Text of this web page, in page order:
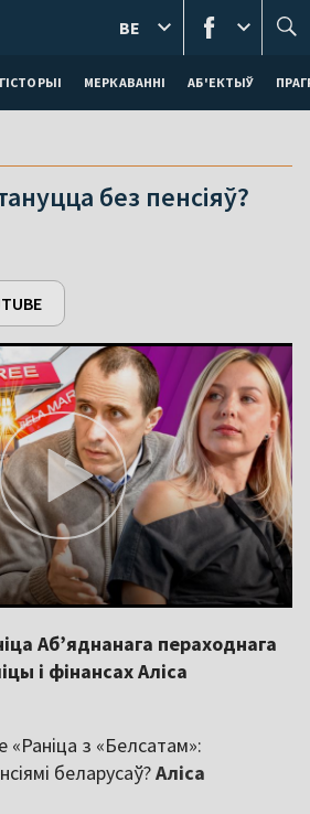
ГІСТОРЫІ МЕРКАВАННI АБ'ЕКТЫЎ
BE
без пенсіяў?
Аб’яднанага пераходнага
і фінансах Аліса
«Раніца з «Белсатам»:
беларусаў?Аліса